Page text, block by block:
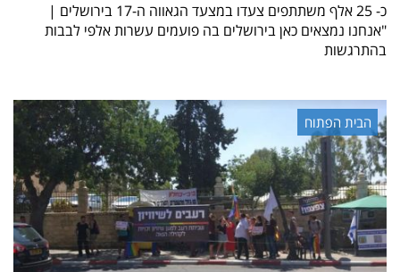
כ- 25 אלף משתתפים צעדו במצעד הגאווה ה-17 בירושלים |
"אנחנו נמצאים כאן בירושלים בה פועמים עשרות אלפי לבבות
בהתרגשות
הבית הפתוח